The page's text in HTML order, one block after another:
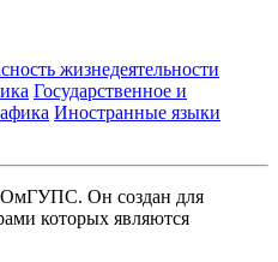
жизнедеятельности
Государственное и
Иностранные языки
ОмГУПС. Он создан для
которых являются